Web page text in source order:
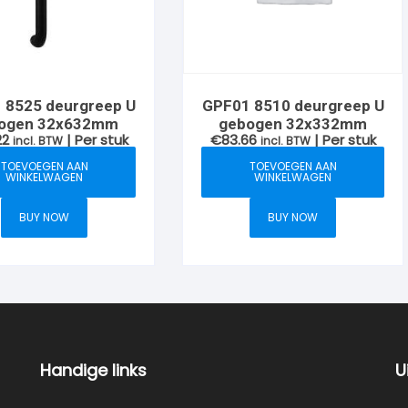
8525 deurgreep U
32x632mm
incl. BTW | Per stuk
TOEVOEGEN AAN
WINKELWAGEN
BUY NOW
GPF01 8510 deurgreep U
gebogen 32x332mm
€83.66 incl. BTW | Per stuk
TOEVOEGEN AAN
WINKELWAGEN
BUY NOW
Handige links